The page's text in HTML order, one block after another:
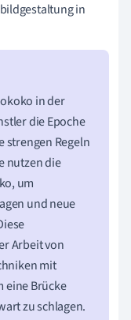
in
in der
die Epoche
strengen Regeln
nutzen die
um
und neue
Arbeit von
mit
eine Brücke
zu schlagen.